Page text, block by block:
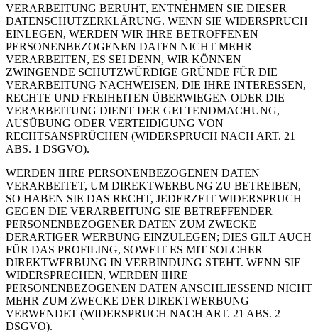
VERARBEITUNG BERUHT, ENTNEHMEN SIE DIESER
DATENSCHUTZERKLÄRUNG. WENN SIE WIDERSPRUCH
EINLEGEN, WERDEN WIR IHRE BETROFFENEN
PERSONENBEZOGENEN DATEN NICHT MEHR
VERARBEITEN, ES SEI DENN, WIR KÖNNEN
ZWINGENDE SCHUTZWÜRDIGE GRÜNDE FÜR DIE
VERARBEITUNG NACHWEISEN, DIE IHRE INTERESSEN,
RECHTE UND FREIHEITEN ÜBERWIEGEN ODER DIE
VERARBEITUNG DIENT DER GELTENDMACHUNG,
AUSÜBUNG ODER VERTEIDIGUNG VON
RECHTSANSPRÜCHEN (WIDERSPRUCH NACH ART. 21
ABS. 1 DSGVO).
WERDEN IHRE PERSONENBEZOGENEN DATEN
VERARBEITET, UM DIREKTWERBUNG ZU BETREIBEN,
SO HABEN SIE DAS RECHT, JEDERZEIT WIDERSPRUCH
GEGEN DIE VERARBEITUNG SIE BETREFFENDER
PERSONENBEZOGENER DATEN ZUM ZWECKE
DERARTIGER WERBUNG EINZULEGEN; DIES GILT AUCH
FÜR DAS PROFILING, SOWEIT ES MIT SOLCHER
DIREKTWERBUNG IN VERBINDUNG STEHT. WENN SIE
WIDERSPRECHEN, WERDEN IHRE
PERSONENBEZOGENEN DATEN ANSCHLIESSEND NICHT
MEHR ZUM ZWECKE DER DIREKTWERBUNG
VERWENDET (WIDERSPRUCH NACH ART. 21 ABS. 2
DSGVO).